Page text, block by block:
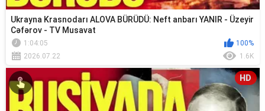
Ukrayna Krasnodarı ALOVA BÜRÜDÜ: Neft anbarı YANIR - Üzeyir
Cəfərov - TV Musavat
1:04:05
100%
2026.07.22
1.6K
HD